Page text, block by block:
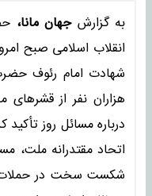
به گزارش جهان مانا،
انقلاب اسلامی صبح
شهادت امام‌ رئوف
هزاران نفر از
درباره مسائل روز
اتحاد مقتدرانه ملت،
شکست سخت در حملات